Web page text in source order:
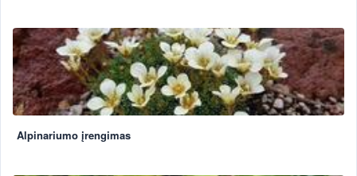
Alpinariumo įrengimas